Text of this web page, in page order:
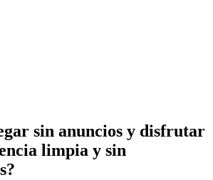
sin anuncios y disfrutar
limpia y sin